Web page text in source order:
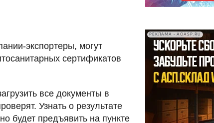
экспортеры, могут
сертификатов
все документы в
Узнать о результате
будет предъявить на пункте
РЕКЛАМА • AOASP.RU